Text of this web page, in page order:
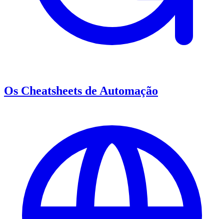
Os Cheatsheets de Automação